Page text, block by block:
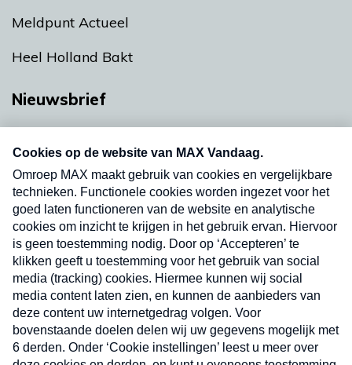
Meldpunt Actueel
Heel Holland Bakt
Nieuwsbrief
Neem hier een gratis abonnement op onze
nieuwsbrief. Elke vrijdag- en dinsdagochtend in
uw mailbox.
Verzend
Nieuwsbrief